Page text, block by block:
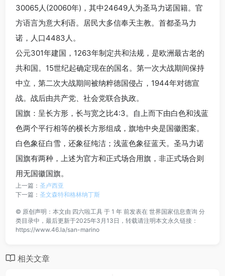
30065人(20060年)，其中24649人为圣马力诺国籍。官
方语言为意大利语。居民大多信奉天主教。首都圣马力
诺，人口4483人。
公元301年建国，1263年制定共和法规，是欧洲最古老的
共和国。15世纪起确定现在的国名。第一次大战期间保持
中立，第二次大战期间被纳粹德国侵占，1944年对德宣
战。战后由共产党、社会党联合执政。
国旗：呈长方形，长与宽之比4:3。自上而下由白色和浅蓝
色两个平行相等的横长方形组成，旗地中央是国徽图案。
白色象征白雪，还象征纯洁；浅蓝色象征蓝天。圣马力诺
国旗有两种，上述为官方和正式场合用旗，非正式场合则
用无国徽国旗。
上一篇： 圣卢西亚
下一篇： 圣文森特和格林纳丁斯
© 原创声明：本文由 四六啦工具 于 1 年 前发表在 世界国家信息查询 分
类目录中，最后更新于2025年3月13日，转载请注明本文永久链接：
https://www.46.la/san-marino
相关文章